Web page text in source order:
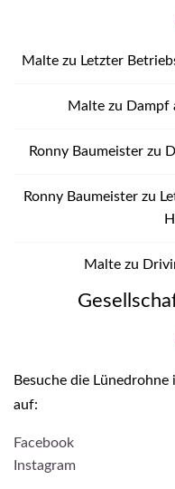
Malte zu Letzter
Malte zu Dampf
Ronny Baumeister zu
Ronny Baumeisterzu
Malte zu
Besuche die
auf:
Facebook
Instagram